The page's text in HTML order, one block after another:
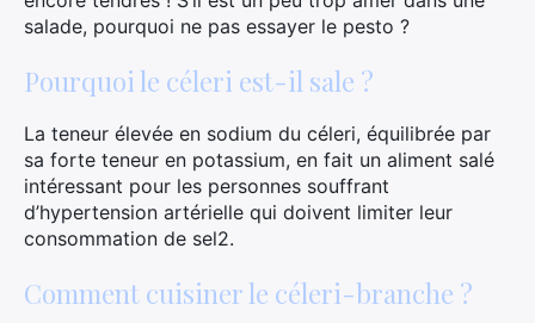
salade, pourquoi ne pas essayer le pesto ?
Pourquoi le céleri est-il sale ?
La teneur élevée en sodium du céleri, équilibrée par
sa forte teneur en potassium, en fait un aliment salé
intéressant pour les personnes souffrant
d’hypertension artérielle qui doivent limiter leur
consommation de sel2.
Comment cuisiner le céleri-branche ?